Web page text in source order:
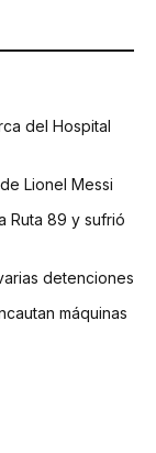
del Hospital
Lionel Messi
Ruta 89 y sufrió
detenciones
máquinas